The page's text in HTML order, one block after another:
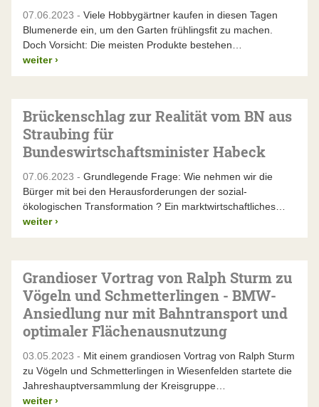
07.06.2023 - Viele Hobbygärtner kaufen in diesen Tagen
Blumenerde ein, um den Garten frühlingsfit zu machen.
Doch Vorsicht: Die meisten Produkte bestehen…
weiter ›
Brückenschlag zur Realität vom BN aus
Straubing für
Bundeswirtschaftsminister Habeck
07.06.2023 - Grundlegende Frage: Wie nehmen wir die
Bürger mit bei den Herausforderungen der sozial-
ökologischen Transformation ? Ein marktwirtschaftliches…
weiter ›
Grandioser Vortrag von Ralph Sturm zu
Vögeln und Schmetterlingen - BMW-
Ansiedlung nur mit Bahntransport und
optimaler Flächenausnutzung
03.05.2023 - Mit einem grandiosen Vortrag von Ralph Sturm
zu Vögeln und Schmetterlingen in Wiesenfelden startete die
Jahreshauptversammlung der Kreisgruppe…
weiter ›